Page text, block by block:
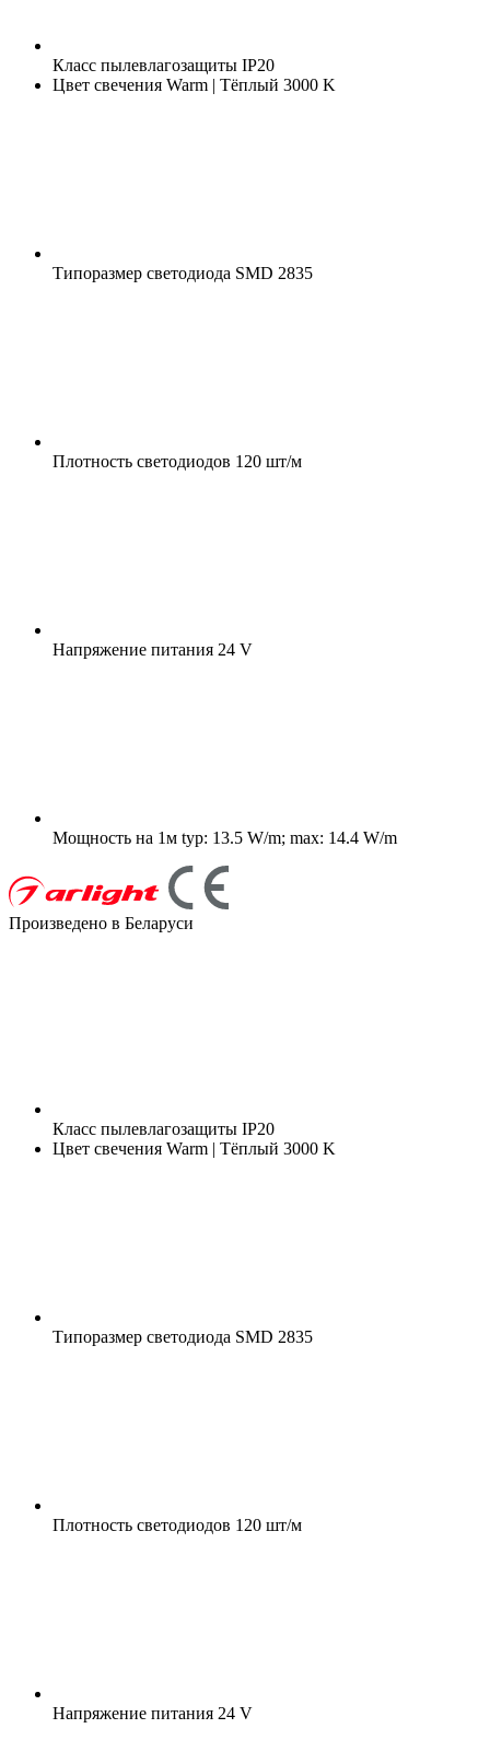
Класс пылевлагозащиты IP20
Цвет свечения Warm | Тёплый 3000 K
Типоразмер светодиода SMD 2835
Плотность светодиодов 120 шт/м
Напряжение питания 24 V
Мощность на 1м typ: 13.5 W/m; max: 14.4 W/m
Произведено в Беларуси
Класс пылевлагозащиты IP20
Цвет свечения Warm | Тёплый 3000 K
Типоразмер светодиода SMD 2835
Плотность светодиодов 120 шт/м
Напряжение питания 24 V